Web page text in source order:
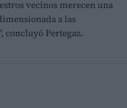
vecinos merecen una
a las
concluyó Pertegaz.